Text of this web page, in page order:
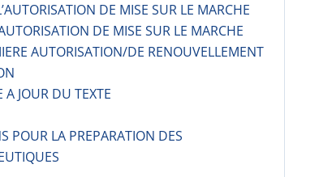
DE MISE SUR LE MARCHE
DE MISE SUR LE MARCHE
AUTORISATION/DE RENOUVELLEMENT
JOUR DU TEXTE
POUR LA PREPARATION DES